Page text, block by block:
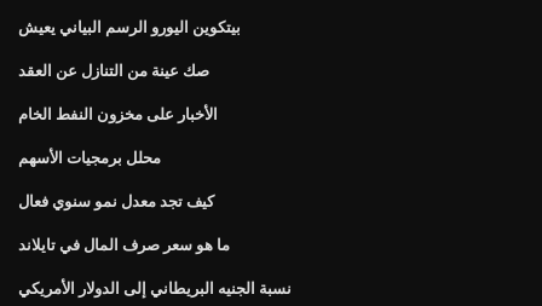
بيتكوين اليورو الرسم البياني يعيش
صك عينة من التنازل عن العقد
الأخبار على مخزون النفط الخام
محلل برمجيات الأسهم
كيف تجد معدل نمو سنوي فعال
ما هو سعر صرف المال في تايلاند
نسبة الجنيه البريطاني إلى الدولار الأمريكي